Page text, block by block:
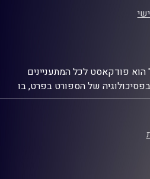
בריאה ומאושרת.
פודקאסט לכל המתעניינים
של הספורט בפרט, בו
על כל ענפי הספורט וההשפעות
ראיונות ומחקרים.
ספורט מושבעים, יובל גופר הוא
גל פסיכולוג של קבוצות ספורט
פרטניים.